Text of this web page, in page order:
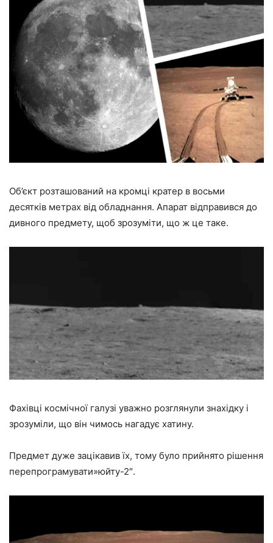
Об’єкт розташований на кромці кратер в восьми
десятків метрах від обладнання. Апарат відправився до
дивного предмету, щоб зрозуміти, що ж це таке.
Фахівці космічної галузі уважно розглянули знахідку і
зрозуміли, що він чимось нагадує хатину.
Предмет дуже зацікавив їх, тому було прийнято рішення
перепрограмувати»юйту-2″.